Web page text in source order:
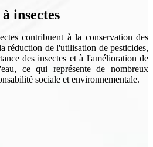
insectes
contribuent à la conservation des
réduction de l'utilisation de pesticides,
des insectes et à l'amélioration de
ce qui représente de nombreux
sociale et environnementale.